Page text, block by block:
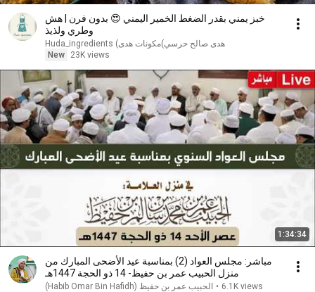
خبز يمني بقدر الضغط الخمير اليمني 😍 بدون فرن | هش
وطري ولذيذ
Huda_ingredients (هدى صالح حرسي)مكونات هدى
New
23K views
1:34:34
مباشر: مجلس العواد (2) بمناسبة عيد الأضحى المبارك من
منزل الحبيب عمر بن حفيظ- 14 ذو الحجة 1447هـ
• 6.1K views